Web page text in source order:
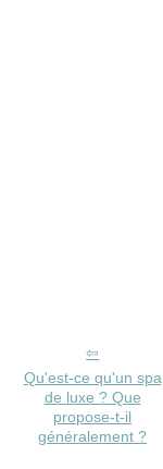
Qu'est-ce qu'un spa
de luxe ? Que
propose-t-il
généralement ?